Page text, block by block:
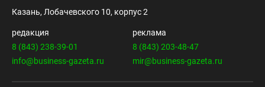
Казань, Лобачевского 10, корпус 2
редакция
8 (843) 238-39-01
info@business-gazeta.ru
реклама
8 (843) 203-48-47
mir@business-gazeta.ru